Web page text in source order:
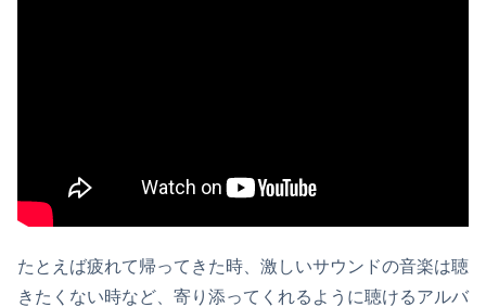
たとえば疲れて帰ってきた時、激しいサウンドの音楽は聴
きたくない時など、寄り添ってくれるように聴けるアルバ